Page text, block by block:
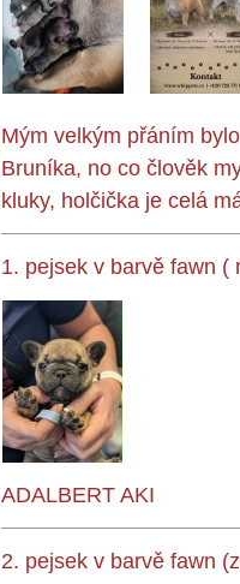
Mým velkým přáním
Bruníka, no co člověk
kluky, holčička je celá
1. pejsek v barvě fawn (
ADALBERT AKI
2. pejsek v barvě fawn